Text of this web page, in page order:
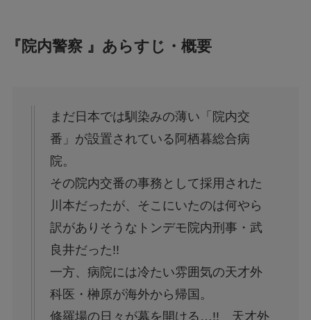
『院内警察 』あらすじ・概要
まだ日本では馴染みの薄い「院内交
番」が設置されている阿栖暮総合病
院。
その院内交番の事務として採用された
川本だったが、そこにいたのは何やら
訳がありそうなトンデモ院内刑事・武
良井だった!!
一方、病院には冷たい雰囲気の天才外
科医・榊原が海外から帰国。
修羅場の日々が幕を開ける…!! 天才外